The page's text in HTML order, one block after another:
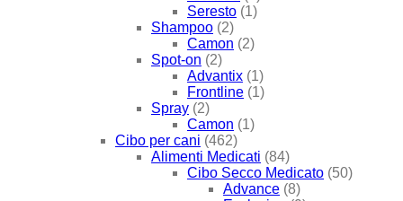
Seresto (1)
Shampoo (2)
Camon (2)
Spot-on (2)
Advantix (1)
Frontline (1)
Spray (2)
Camon (1)
Cibo per cani (462)
Alimenti Medicati (84)
Cibo Secco Medicato (50)
Advance (8)